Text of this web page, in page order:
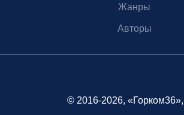
Жанры
Авторы
© 2016-2026,